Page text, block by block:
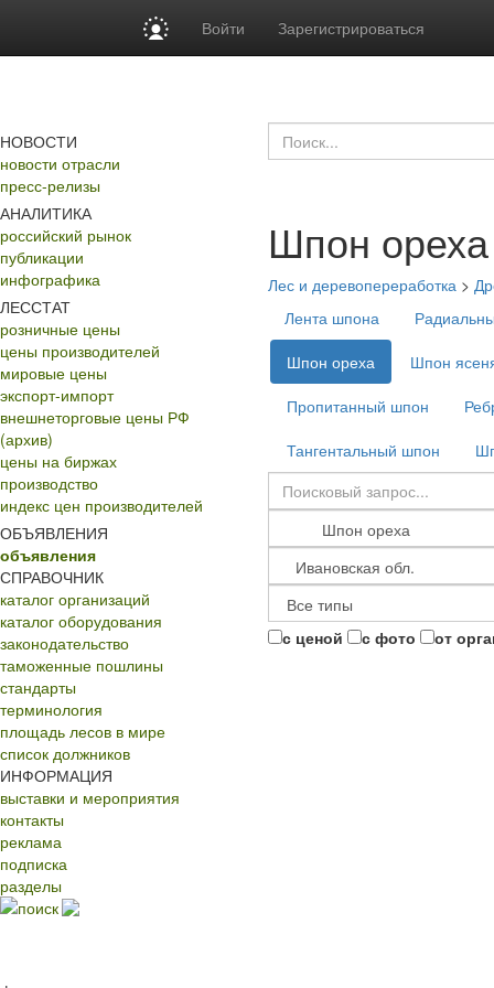
Войти Зарегистрироваться
НОВОСТИ
новости отрасли
пресс-релизы
АНАЛИТИКА
российский рынок
публикации
инфографика
ЛЕССТАТ
розничные цены
цены производителей
мировые цены
экспорт-импорт
внешнеторговые цены РФ
(архив)
цены на биржах
производство
индекс цен производителей
ОБЪЯВЛЕНИЯ
объявления
СПРАВОЧНИК
каталог организаций
каталог оборудования
законодательство
таможенные пошлины
стандарты
терминология
площадь лесов в мире
список должников
ИНФОРМАЦИЯ
выставки и мероприятия
контакты
реклама
подписка
разделы
поиск
Шпон ореха
Лес и деревопереработка >
Лента шпона
Шпон ореха
Шпон
Пропитанный шпон
Тангентальный шпон
с ценой с фото от